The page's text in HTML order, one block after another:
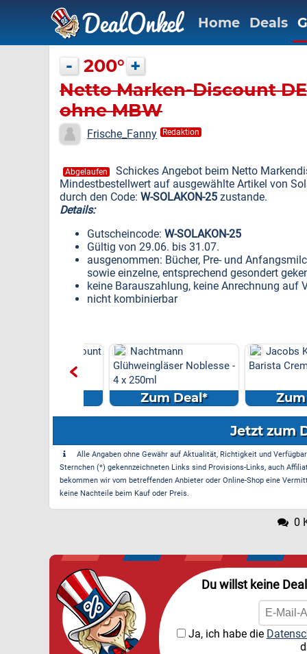
Home Deals
- 200° +
Netto Marken-Discount
ohne MBW
Frische_Fanny Redaktion
Abgelaufen
Schickes Angebot beim Netto
Mindestbestellwert auf ausgewählte Artikel von
durch den Code: W-SOLAKON-25 zustande.
Details:
Gutscheincode: W-SOLAKON-25
Gültig von 29.06. bis 31.07.
ausgenommen: Bücher, Pre- und
sowie einzelne, entsprechend gesondert
keine Barauszahlung, keine Anrechnung auf
nicht kombinierbar
Nachtmann
Glühweingläser Noblesse -
4 x 250ml
Zum Deal*
Jacobs
Barista Crema -
Zum
Jetzt zum
Alle Angaben ohne Gewähr auf Aktualität, Richtigkeit und
Sternchen (*) gekennzeichneten Links sind Provisions-Links, auch
bekommen wir vom betreffenden Anbieter oder Online-Shop eine
keine Nachteile beim Kauf oder Preis.
0
Du willst keine
Ja, ich habe die